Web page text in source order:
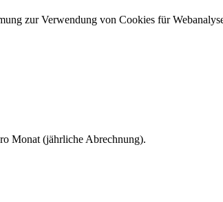
zur Verwendung von Cookies für
Monat (jährliche Abrechnung).